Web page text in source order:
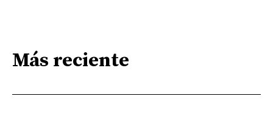
Más reciente